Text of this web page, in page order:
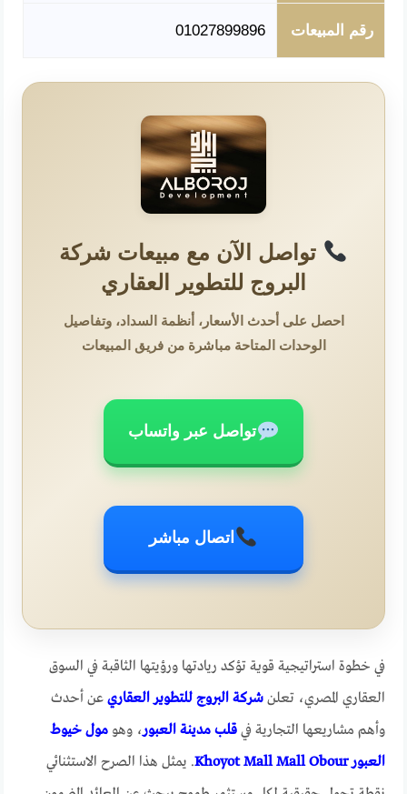
رقم المبيعات 01027899896
تواصل الآن مع مبيعات شركة
البروج للتطوير العقاري
احصل على أحدث الأسعار، أنظمة السداد، وتفاصيل
الوحدات المتاحة مباشرة من فريق المبيعات
تواصل عبر واتساب
اتصال مباشر
في خطوة استراتيجية قوية تؤكد ريادتها ورؤيتها الثاقبة في السوق
العقاري المصري، تعلنشركة البروج للتطوير العقاري عن أحدث
وأهم مشاريعها التجارية فيقلب مدينة العبور، وهومول خيوط
العبور Khoyot Mall Mall Obour
. يمثل هذا الصرح الاستثنائي